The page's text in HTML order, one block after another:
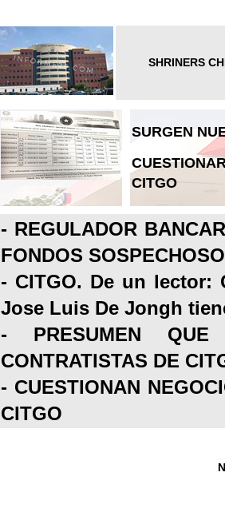
SHRINERS
SURGEN
CITGO
- REGULADOR
FONDOS
- CITGO. De un lector:
Jose Luis De Jongh
- PRESUMEN
CONTRATISTAS DE
- CUESTIONAN
CITGO